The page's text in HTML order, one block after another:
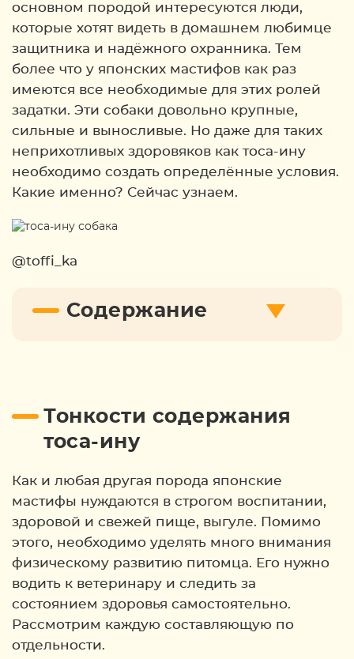
основном породой интересуются люди,
которые хотят видеть в домашнем любимце
защитника и надёжного охранника. Тем
более что у японских мастифов как раз
имеются все необходимые для этих ролей
задатки. Эти собаки довольно крупные,
сильные и выносливые. Но даже для таких
неприхотливых здоровяков как тоса-ину
необходимо создать определённые условия.
Какие именно? Сейчас узнаем.
@toffi_ka
Содержание
Тонкости содержания
тоса-ину
Как и любая другая порода японские
мастифы нуждаются в строгом воспитании,
здоровой и свежей пище, выгуле. Помимо
этого, необходимо уделять много внимания
физическому развитию питомца. Его нужно
водить к ветеринару и следить за
состоянием здоровья самостоятельно.
Рассмотрим каждую составляющую по
отдельности.